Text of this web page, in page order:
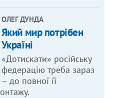
ОЛЕГ ДУНДА
Який мир потрібен
Україні
«Дотискати» російську
федерацію треба зараз
– до повної її